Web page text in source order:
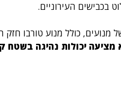
בכבישים העירוניים.
מנועים, כולל מנוע טורבו
מציעה יכולות נהיגה בשטח